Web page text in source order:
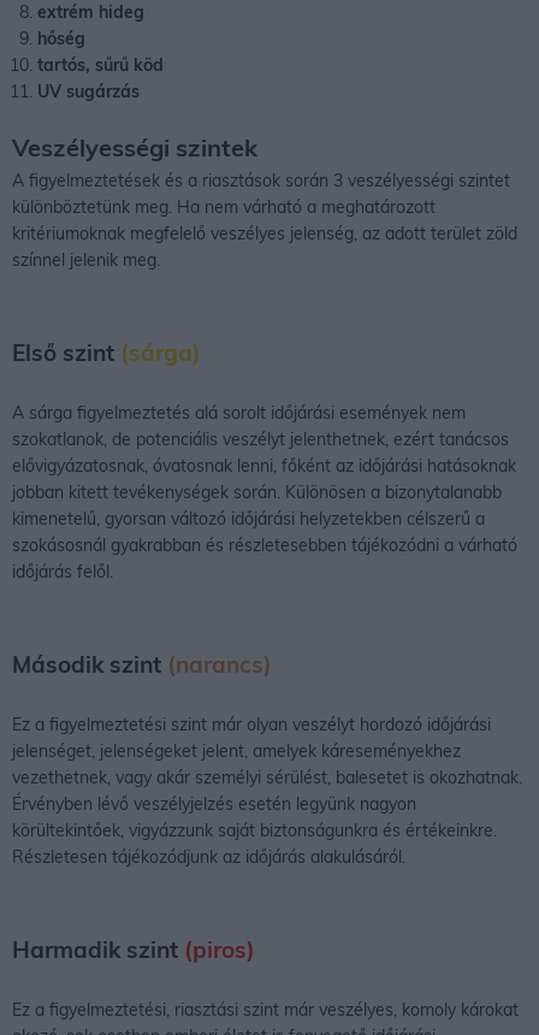
extrém hideg
hőség
tartós, sűrű köd
UV sugárzás
Veszélyességi szintek
A figyelmeztetések és a riasztások során 3 veszélyességi szintet
különböztetünk meg. Ha nem várható a meghatározott
kritériumoknak megfelelő veszélyes jelenség, az adott terület zöld
színnel jelenik meg.
Első szint (sárga)
A sárga figyelmeztetés alá sorolt időjárási események nem
szokatlanok, de potenciális veszélyt jelenthetnek, ezért tanácsos
elővigyázatosnak, óvatosnak lenni, főként az időjárási hatásoknak
jobban kitett tevékenységek során. Különösen a bizonytalanabb
kimenetelű, gyorsan változó időjárási helyzetekben célszerű a
szokásosnál gyakrabban és részletesebben tájékozódni a várható
időjárás felől.
Második szint (narancs)
Ez a figyelmeztetési szint már olyan veszélyt hordozó időjárási
jelenséget, jelenségeket jelent, amelyek káreseményekhez
vezethetnek, vagy akár személyi sérülést, balesetet is okozhatnak.
Érvényben lévő veszélyjelzés esetén legyünk nagyon
körültekintőek, vigyázzunk saját biztonságunkra és értékeinkre.
Részletesen tájékozódjunk az időjárás alakulásáról.
Harmadik szint (piros)
Ez a figyelmeztetési, riasztási szint már veszélyes, komoly károkat